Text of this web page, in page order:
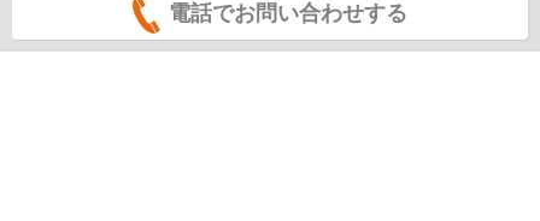
電話でお問い合わせする